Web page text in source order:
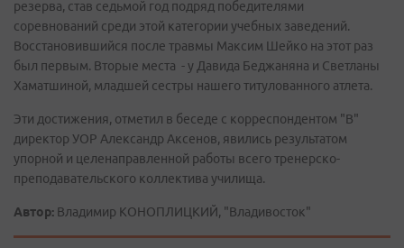
резерва, став седьмой год подряд победителями
соревнований среди этой категории учебных заведений.
Восстановившийся после травмы Максим Шейко на этот раз
был первым. Вторые места - у Давида Беджаняна и Светланы
Хаматшиной, младшей сестры нашего титулованного атлета.
Эти достижения, отметил в беседе с корреспондентом "В"
директор УОР Александр Аксенов, явились результатом
упорной и целенаправленной работы всего тренерско-
преподавательского коллектива училища.
Автор: Владимир КОНОПЛИЦКИЙ, "Владивосток"